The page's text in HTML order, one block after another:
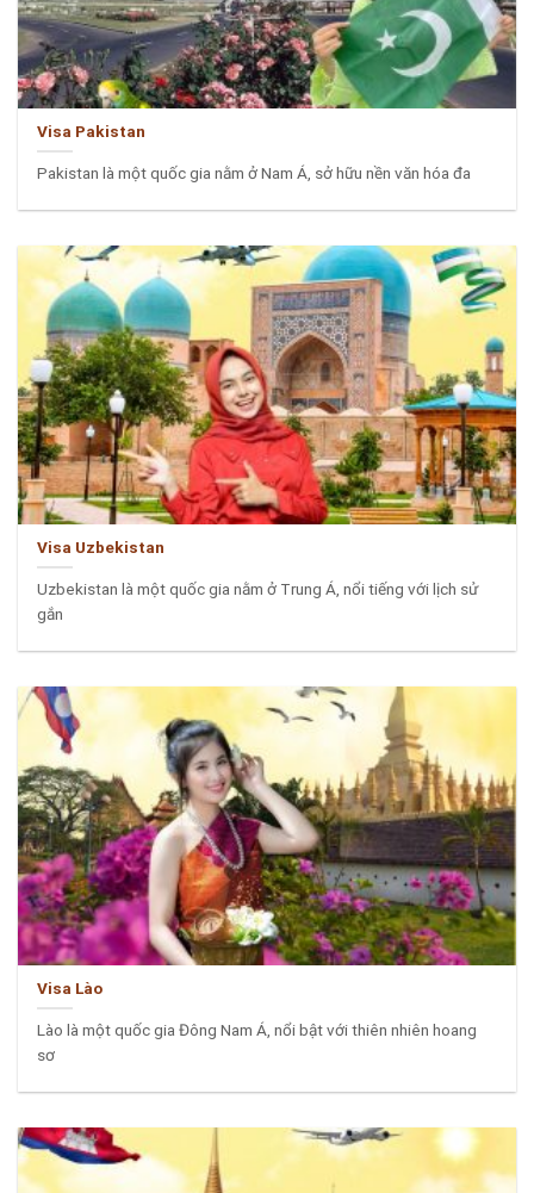
Visa Pakistan
Pakistan là một quốc gia nằm ở Nam Á, sở hữu nền văn hóa đa
Visa Uzbekistan
Uzbekistan là một quốc gia nằm ở Trung Á, nổi tiếng với lịch sử
gắn
Visa Lào
Lào là một quốc gia Đông Nam Á, nổi bật với thiên nhiên hoang
sơ